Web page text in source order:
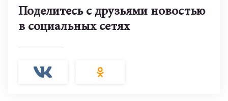
Поделитесь с друзьями новостью
в социальных сетях